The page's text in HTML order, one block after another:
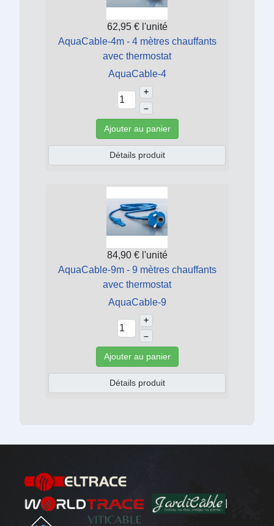
62,95 € l'unité
AquaCable-4m - 4 mètres chauffants
avec thermostat
AquaCable-4
+
–
Ajouter au panier
Détails produit
84,90 € l'unité
AquaCable-9m - 9 mètres chauffants
avec thermostat
AquaCable-9
+
–
Ajouter au panier
Détails produit